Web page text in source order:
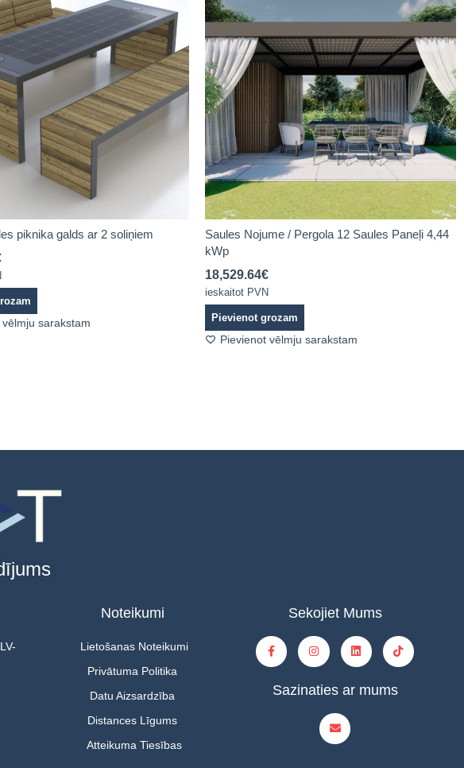
piknika galds ar 2 soliņiem
sarakstam
Saules Nojume / Pergola 12 Saules Paneļi 4,44
kWp
18,529.64€
ieskaitot PVN
Pievienot grozam
Pievienot vēlmju sarakstam
Noteikumi
Lietošanas Noteikumi
Privātuma Politika
Datu Aizsardzība
Distances Līgums
Atteikuma Tiesības
Sekojiet Mums
Sazinaties ar mums